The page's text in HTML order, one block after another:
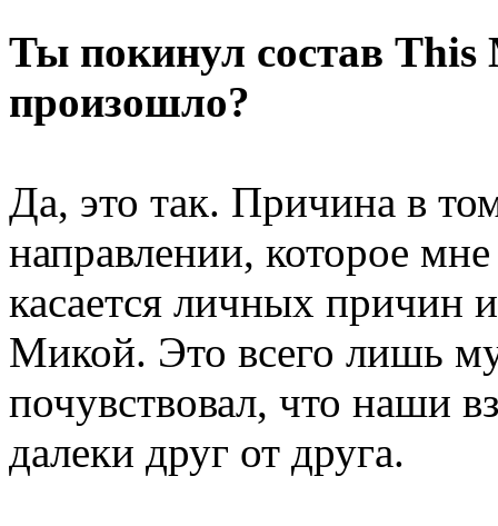
Ты покинул состав This
произошло?
Да, это так. Причина в
направлении, которое
касается личных
Микой. Это всего лишь
почувствовал, что наши
далеки друг от друга.